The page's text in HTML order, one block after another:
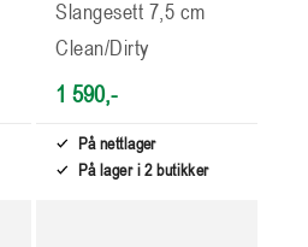
Slangesett 7,5 cm
Clean/Dirty
1 590,-
På nettlager
På lager i 2 butikker